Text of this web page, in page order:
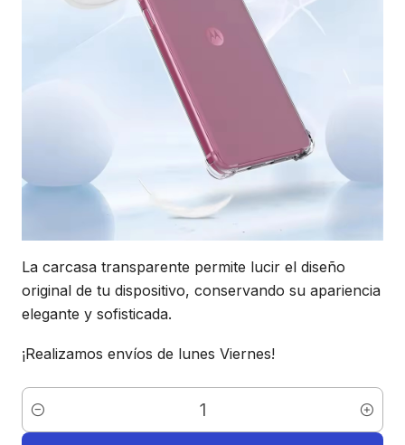
La carcasa transparente permite lucir el diseño
original de tu dispositivo, conservando su apariencia
elegante y sofisticada.
¡Realizamos envíos de lunes Viernes!
Cantidad